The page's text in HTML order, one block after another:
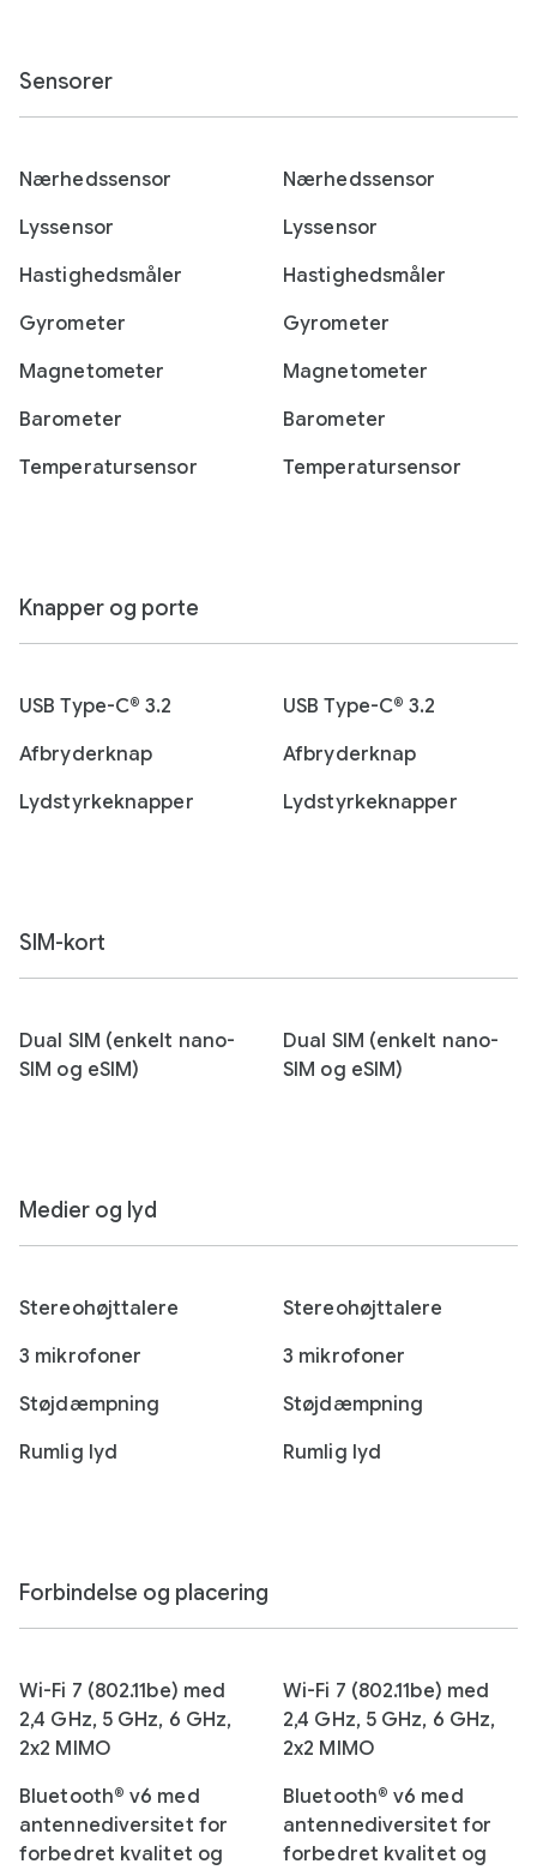
Sensorer
Nærhedssensor
Lyssensor
Hastighedsmåler
Gyrometer
Magnetometer
Barometer
Temperatursensor
Nærhedssensor
Lyssensor
Hastighedsmåler
Gyrometer
Magnetometer
Barometer
Temperatursensor
Knapper og porte
USB Type-C® 3.2
Afbryderknap
Lydstyrkeknapper
USB Type-C® 3.2
Afbryderknap
Lydstyrkeknapper
SIM-kort
Dual SIM (enkelt nano-
SIM og eSIM)
Dual SIM (enkelt nano-
SIM og eSIM)
Medier og lyd
Stereohøjttalere
3 mikrofoner
Støjdæmpning
Rumlig lyd
Stereohøjttalere
3 mikrofoner
Støjdæmpning
Rumlig lyd
Forbindelse og placering
Wi-Fi 7 (802.11be) med
2,4 GHz, 5 GHz, 6 GHz,
2x2 MIMO
Bluetooth® v6 med
antennediversitet for
forbedret kvalitet og
Wi-Fi 7 (802.11be) med
2,4 GHz, 5 GHz, 6 GHz,
2x2 MIMO
Bluetooth® v6 med
antennediversitet for
forbedret kvalitet og